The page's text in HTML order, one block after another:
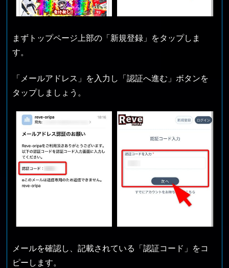
まずトップページ上部の「新規登録」をタップしま
す。
「メールアドレス」を入力し「認証へ進む」ボタンを
タップしましょう。
メールを確認し、記載されている「認証コード」をコ
ピーします。